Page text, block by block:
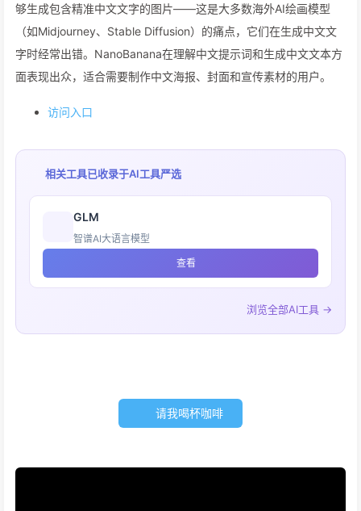
够生成包含精准中文文字的图片——这是大多数海外AI绘画模型
（如Midjourney、Stable Diffusion）的痛点，它们在生成中文文
字时经常出错。NanoBanana在理解中文提示词和生成中文文本方
面表现出众，适合需要制作中文海报、封面和宣传素材的用户。
访问入口
相关工具已收录于AI工具严选
GLM
智谱AI大语言模型
查看
浏览全部AI工具 →
请我喝杯咖啡